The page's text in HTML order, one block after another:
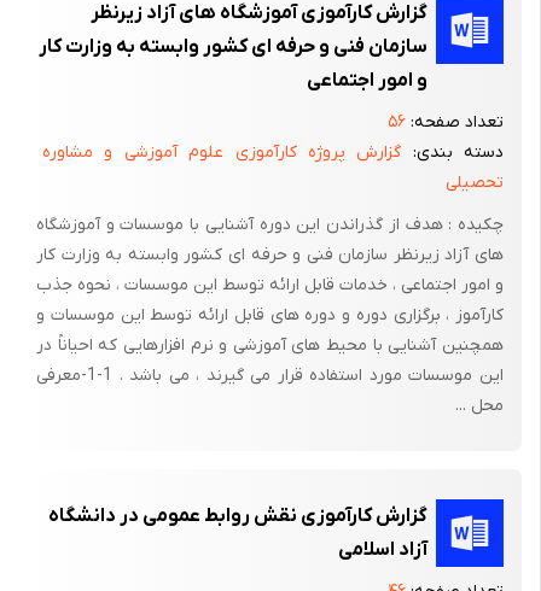
گزارش کارآموزی آموزشگاه های آزاد زیرنظر
سازمان فنی و حرفه ای کشور وابسته به وزارت کار
و امور اجتماعی
تعداد صفحه: ۵۶
دسته بندی: گزارش پروژه کارآموزی علوم آموزشی و مشاوره
تحصیلی
چکیده : هدف از گذراندن این دوره آشنایی با موسسات و آموزشگاه
های آزاد زیرنظر سازمان فنی و حرفه ای کشور وابسته به وزارت کار
و امور اجتماعی ، خدمات قابل ارائه توسط این موسسات ، نحوه جذب
کارآموز ، برگزاری دوره و دوره های قابل ارائه توسط این موسسات و
همچنین آشنایی با محیط های آموزشی و نرم افزارهایی که احیاناً در
این موسسات مورد استفاده قرار می گیرند ، می باشد . 1-1-معرفی
محل ...
گزارش کارآموزی نقش روابط عمومی در دانشگاه
آزاد اسلامی